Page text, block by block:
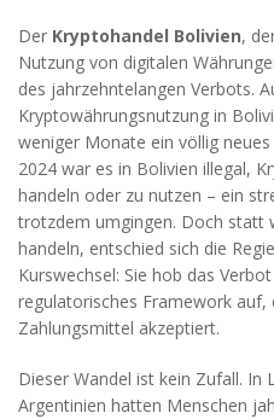
Der Kryptohandel Bolivien,
Nutzung von digitalen
des jahrzehntelangen Verbots.
Kryptowährungsnutzung in
weniger Monate ein völlig
2024 war es in Bolivien illegal,
handeln oder zu nutzen – ein
trotzdem umgingen. Doch statt
handeln, entschied sich die
Kurswechsel: Sie hob das
regulatorisches Framework auf,
Zahlungsmittel akzeptiert.
Dieser Wandel ist kein Zufall. In
Argentinien hatten Menschen